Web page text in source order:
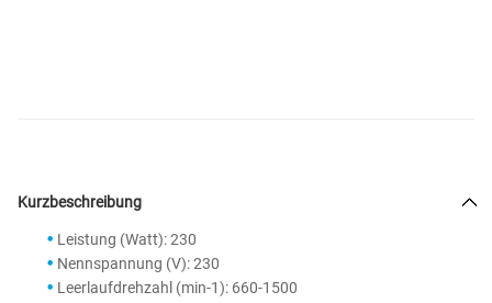
Kurzbeschreibung
Leistung (Watt): 230
Nennspannung (V): 230
Leerlaufdrehzahl (min-1): 660-1500